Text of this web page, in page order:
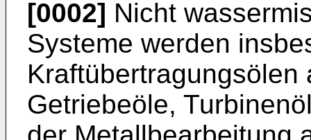
[0002] Nicht
Systeme werden
Kraftübertragungsölen
Getriebeöle,